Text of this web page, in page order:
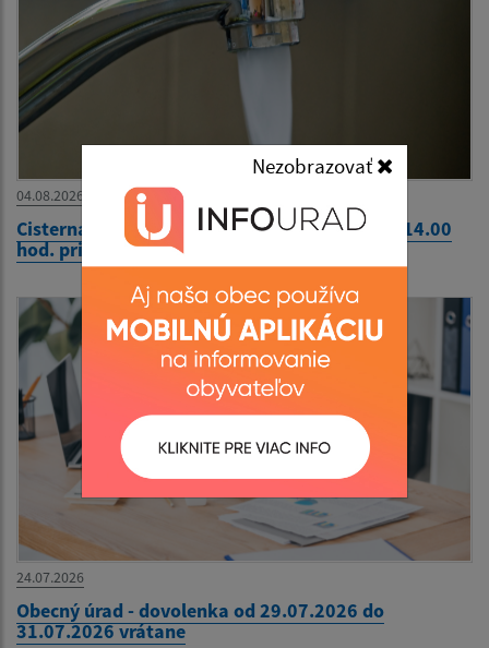
Nezobrazovať
04.08.2026
Cisterna s pitnou vodou 04.08.2026 - 13.00 - 14.00
hod. pri Komunitnom centre
24.07.2026
Obecný úrad - dovolenka od 29.07.2026 do
31.07.2026 vrátane